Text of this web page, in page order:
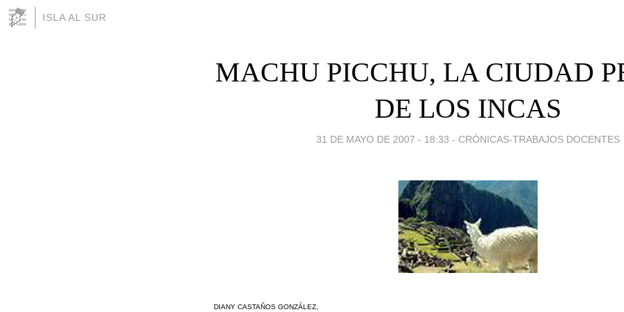
ISLA AL SUR
MACHU PICCHU, LA CIUDAD
DE LOS INCAS
31 DE MAYO DE 2007 - 18:33 - CRÓNICAS-TRABAJOS DOCENTES
DIANY CASTAÑOS GONZÁLEZ,